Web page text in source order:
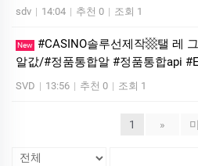
sdv | 14:04 | 추천 0 | 조회 1
New #CASINO솔루선제작▩탤 레
알값/#정품통합알 #정품통합api
SVD | 13:56 | 추천 0 | 조회 1
1 »